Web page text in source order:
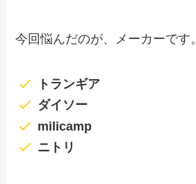
今回悩んだのが、メーカーです。
トランギア
ダイソー
milicamp
ニトリ